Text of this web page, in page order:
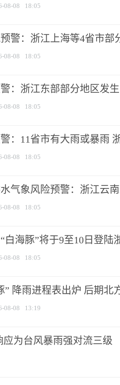
08-08 18:05
警：浙江上海等4省市部
08-08 18:05
：浙江东部部分地区发
08-08 18:05
：11省市有大雨或暴雨
08-08 18:05
气象风险预警：浙江云
08-08 18:05
白海豚”将于9至10日登陆
08-08 18:05
” 降雨进程表出炉 后期北
08-08 13:19
为台风暴雨强对流三级